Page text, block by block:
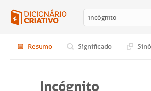
Resumo Significado
Incógnito